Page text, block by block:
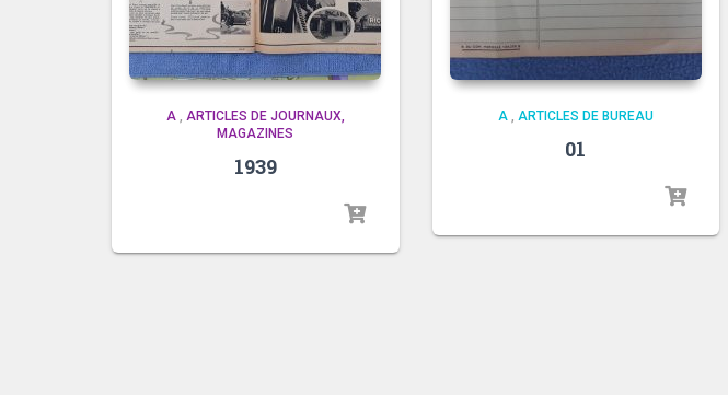
A, ARTICLES DE JOURNAUX,
MAGAZINES
1939
A, ARTICLES DE BUREAU
01